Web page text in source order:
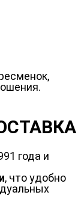
года и
, что удобно